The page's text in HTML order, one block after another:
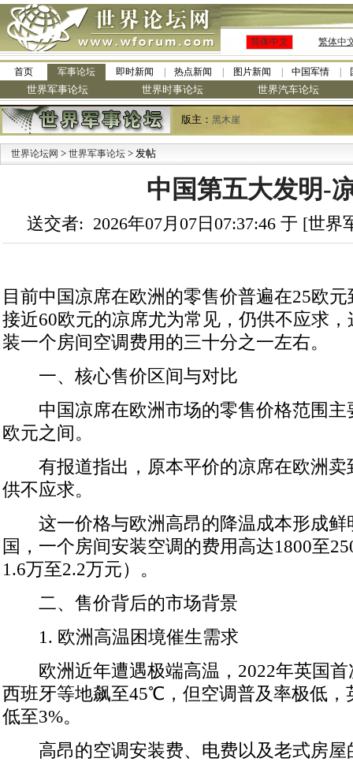
简体中文 繁体中
首页 军事论坛 即时新闻 热点新闻 图片新闻 中国军情
世界军事论坛 世界时事论坛 世界汽车论坛
版主： 黑木崖
世界论坛网 > 世界军事论坛 > 发帖
中国第五大发明-
送交者: 2026年07月07日07:37:46 于 [世
目前中国凉席在欧洲的零售价普遍在25欧
接近60欧元的凉席尤为常见，仍供不应求
装一个房间空调费用的三十分之一左右。
一、核心售价区间与对比
中国凉席在欧洲市场的零售价格范围主
欧元之间。
有报道指出，原本平价的凉席在欧洲
供不应求。
这一价格与欧洲高昂的降温成本形成
国，一个房间安装空调的费用高达1800至
1.6万至2.2万元）。
二、售价背后的市场背景
1. 欧洲高温困境催生需求
欧洲近年遭遇极端高温，2022年英国
西班牙等地飙至45℃，但空调普及率极低，
低至3%。
高昂的空调安装费、电费以及老式房